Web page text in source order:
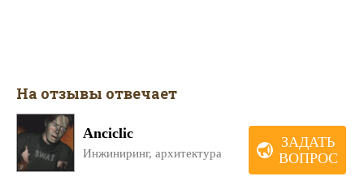
На отзывы отвечает
Anciclic
Инжиниринг, архитектура
ЗАДАТЬ
ВОПРОС